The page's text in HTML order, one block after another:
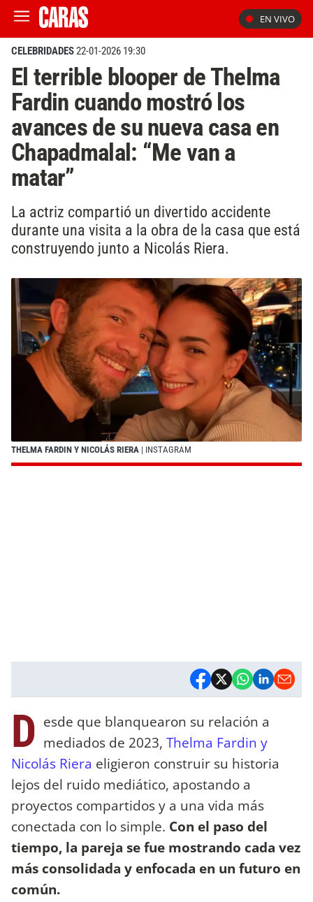
EN VIVO
CELEBRIDADES22-01-2026 19:30
El terrible blooper de Thelma
Fardin cuando mostró los
avances de su nueva casa en
Chapadmalal: “Me van a
matar”
La actriz compartió un divertido accidente
durante una visita a la obra de la casa que está
construyendo junto a Nicolás Riera.
THELMA FARDIN Y NICOLÁS RIERA | INSTAGRAM
D esde que blanquearon su relación a
mediados de 2023, Thelma Fardin y
Nicolás Riera eligieron construir su historia
lejos del ruido mediático, apostando a
proyectos compartidos y a una vida más
conectada con lo simple. Con el paso del
tiempo, la pareja se fue mostrando cada vez
más consolidada y enfocada en un futuro en
común.